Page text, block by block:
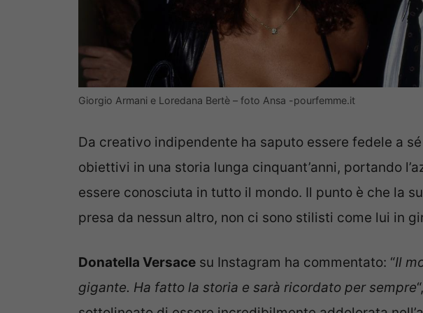
Giorgio Armani e Loredana Bertè – foto Ansa -pourfemme.it
Da creativo indipendente ha saputo essere fedele a
obiettivi in una storia lunga cinquant’anni, portando
essere conosciuta in tutto il mondo. Il punto è che la
presa da nessun altro, non ci sono stilisti come lui in
Donatella Versace su Instagram ha commentato: “Il
gigante. Ha fatto la storia e sarà ricordato per sempre